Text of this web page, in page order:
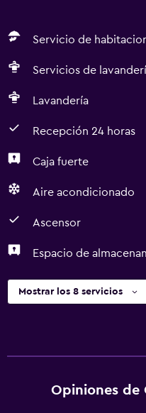
Servicio de
Servicios de
Lavandería
Recepción 24 horas
Caja fuerte
Aire acondicionado
Ascensor
Espacio de
Mostrar los 8 servicios
Opiniones de